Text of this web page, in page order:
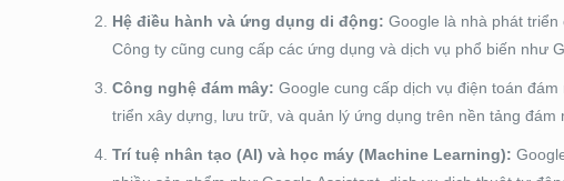
Hệ điều hành và ứng dụng di động: Google là nhà phát triển
Công ty cũng cung cấp các ứng dụng và dịch vụ phổ biến như
Công nghệ đám mây: Google cung cấp dịch vụ điện toán
triển xây dựng, lưu trữ, và quản lý ứng dụng trên nền tảng đám
Trí tuệ nhân tạo (AI) và học máy (Machine Learning):